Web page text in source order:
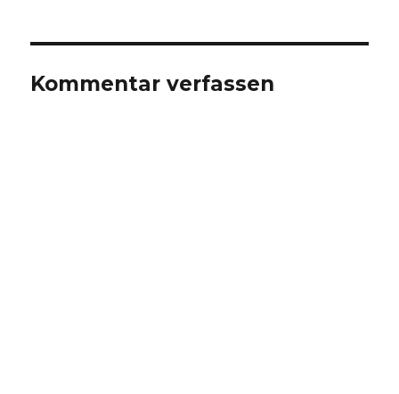
Kommentar verfassen